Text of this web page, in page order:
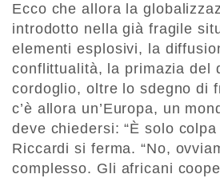
Ecco che allora la
introdotto nella già fragile
elementi esplosivi, la
conflittualità, la primazia del
cordoglio, oltre lo sdegno di
c’è allora un’Europa, un
deve chiedersi: “È solo
Riccardi si ferma. “No,
complesso. Gli africani